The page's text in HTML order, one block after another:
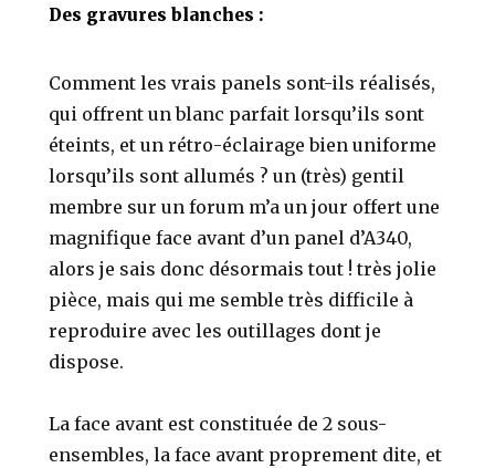
Des gravures blanches :
Comment les vrais panels sont-ils réalisés,
qui offrent un blanc parfait lorsqu’ils sont
éteints, et un rétro-éclairage bien uniforme
lorsqu’ils sont allumés ? un (très) gentil
membre sur un forum m’a un jour offert une
magnifique face avant d’un panel d’A340,
alors je sais donc désormais tout ! très jolie
pièce, mais qui me semble très difficile à
reproduire avec les outillages dont je
dispose.
La face avant est constituée de 2 sous-
ensembles, la face avant proprement dite, et